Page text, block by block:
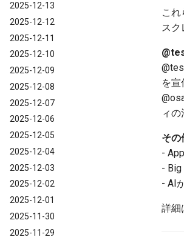
2025-12-13
2025-12-12
2025-12-11
2025-12-10
2025-12-09
2025-12-08
2025-12-07
2025-12-06
2025-12-05
2025-12-04
2025-12-03
2025-12-02
2025-12-01
2025-11-30
2025-11-29
こ
スク
を
ィの
その
-
- Big
- AI
詳細